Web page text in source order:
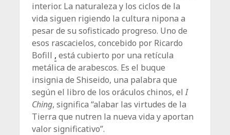
interior. La naturaleza y los ciclos de la
vida siguen rigiendo la cultura nipona a
pesar de su sofisticado progreso. Uno de
esos rascacielos, concebido por Ricardo
Bofill , está cubierto por una retícula
metálica de arabescos. Es el buque
insignia de Shiseido, una palabra que
según el libro de los oráculos chinos, elI
Ching, significa “alabar las virtudes de la
Tierra que nutren la nueva vida y aportan
valor significativo”.